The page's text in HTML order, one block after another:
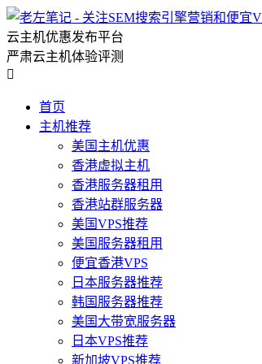
云主机优惠发布平台
严肃云主机体验评测

首页
主机推荐
美国主机优惠
香港虚拟主机
香港服务器租用
香港站群服务器
美国VPS推荐
美国服务器租用
便宜香港VPS
日本服务器推荐
韩国服务器推荐
美国大带宽服务器
日本VPS推荐
新加坡VPS推荐